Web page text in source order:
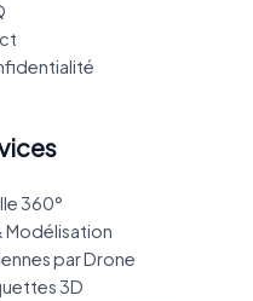
360°
Modélisation
par Drone
3D